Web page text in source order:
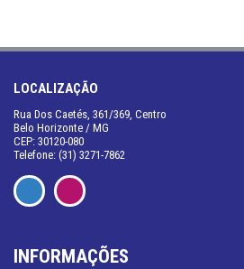
LOCALIZAÇÃO
Rua Dos Caetés, 361/369, Centro
Belo Horizonte / MG
CEP: 30120-080
Telefone: (31) 3271-7862
INFORMAÇÕES